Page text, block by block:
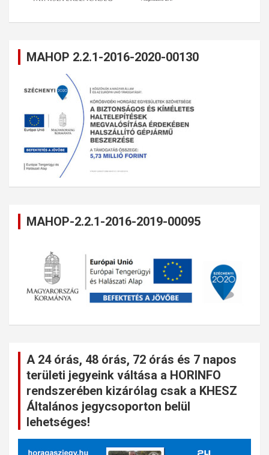
MAHOP 2.2.1-2016-2020-00130
MAHOP-2.2.1-2016-2019-00095
A 24 órás, 48 órás, 72 órás és 7 napos
területi jegyeink váltása a HORINFO
rendszerében kizárólag csak a KHESZ
Általános jegycsoporton belül
lehetséges!